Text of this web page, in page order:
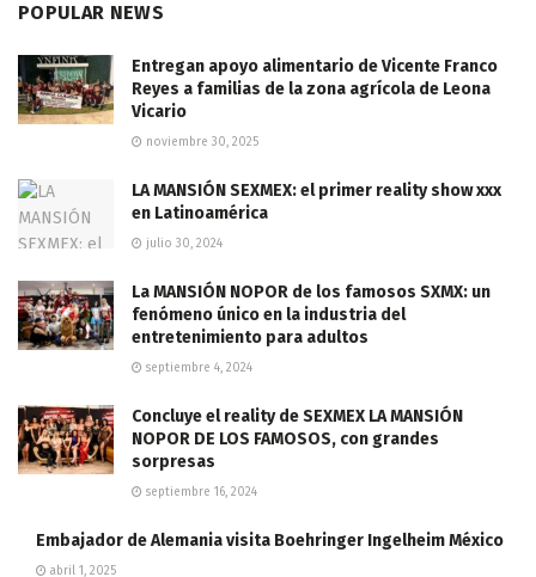
POPULAR NEWS
Entregan apoyo alimentario de Vicente Franco
Reyes a familias de la zona agrícola de Leona
Vicario
noviembre 30, 2025
LA MANSIÓN SEXMEX: el primer reality show xxx
en Latinoamérica
julio 30, 2024
La MANSIÓN NOPOR de los famosos SXMX: un
fenómeno único en la industria del
entretenimiento para adultos
septiembre 4, 2024
Concluye el reality de SEXMEX LA MANSIÓN
NOPOR DE LOS FAMOSOS, con grandes
sorpresas
septiembre 16, 2024
Embajador de Alemania visita Boehringer Ingelheim México
abril 1, 2025